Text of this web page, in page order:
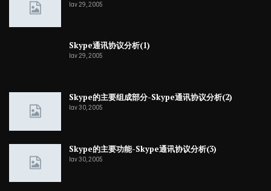
Ιαν 29, 2005
Skype通讯协议分析(1)
Ιαν 29, 2005
Skype的主要组成部分-Skype通讯协议分析(2)
Ιαν 30, 2005
Skype的主要功能-Skype通讯协议分析(3)
Ιαν 30, 2005